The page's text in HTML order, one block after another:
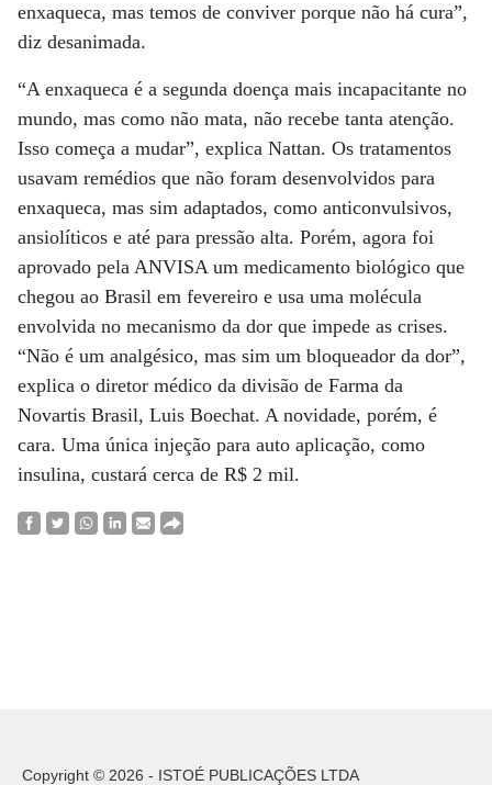
enxaqueca, mas temos de conviver porque não há cura”,
diz desanimada.
“A enxaqueca é a segunda doença mais incapacitante no
mundo, mas como não mata, não recebe tanta atenção.
Isso começa a mudar”, explica Nattan. Os tratamentos
usavam remédios que não foram desenvolvidos para
enxaqueca, mas sim adaptados, como anticonvulsivos,
ansiolíticos e até para pressão alta. Porém, agora foi
aprovado pela ANVISA um medicamento biológico que
chegou ao Brasil em fevereiro e usa uma molécula
envolvida no mecanismo da dor que impede as crises.
“Não é um analgésico, mas sim um bloqueador da dor”,
explica o diretor médico da divisão de Farma da
Novartis Brasil, Luis Boechat. A novidade, porém, é
cara. Uma única injeção para auto aplicação, como
insulina, custará cerca de R$ 2 mil.
Copyright © 2026 - ISTOÉ PUBLICAÇÕES LTDA